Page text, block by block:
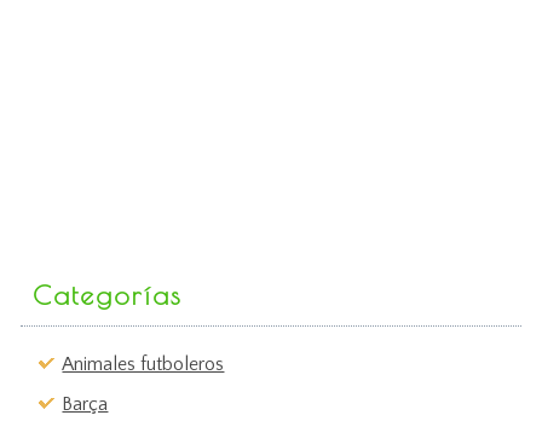
Categorías
Animales futboleros
Barça